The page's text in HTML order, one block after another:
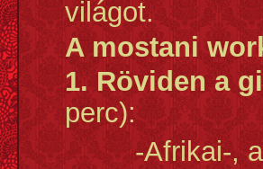
világot.
A mostani
1. Röviden a
perc):
-Afrikai-,